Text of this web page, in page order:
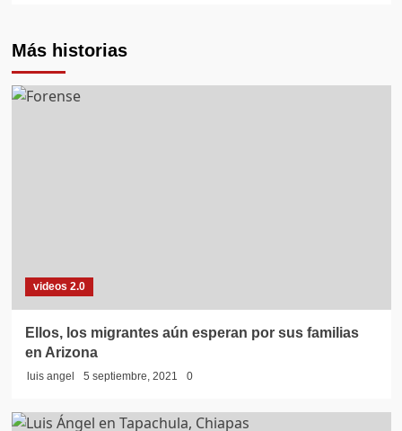
Más historias
videos 2.0
Ellos, los migrantes aún esperan por sus familias
en Arizona
luis angel 5 septiembre, 2021 0